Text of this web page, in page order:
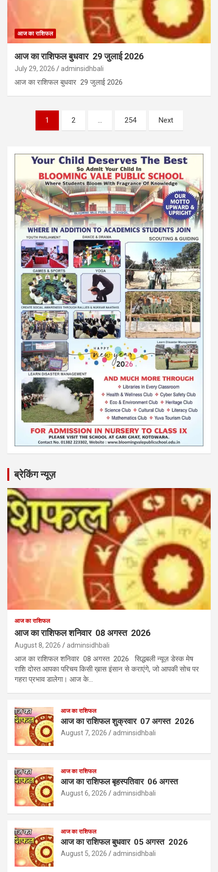
आज का राशिफल
आज का राशिफल बुधवार 29 जुलाई 2026
July 29, 2026 adminsidhbali
आज का राशिफल बुधवार 29 जुलाई 2026
pagination
1 2 … 254 Next
ब्रेकिंग न्यूज़
आज का राशिफल
आज का राशिफल शनिवार 08 अगस्त 2026
August 8, 2026 adminsidhbali
आज का राशिफल शनिवार 08 अगस्त 2026 सिद्धबली न्यूज़ डेस्क मेष
राशि दोस्त आपका परिचय किसी ख़ास इंसान से कराएंगे, जो आपकी सोच पर
गहरा प्रभाव डालेगा। आज के…
आज का राशिफल
आज का राशिफल शुक्रवार 07 अगस्त 2026
August 7, 2026 adminsidhbali
आज का राशिफल
आज का राशिफल बृहस्पतिवार 06 अगस्त
August 6, 2026 adminsidhbali
आज का राशिफल
आज का राशिफल बुधवार 05 अगस्त 2026
August 5, 2026 adminsidhbali